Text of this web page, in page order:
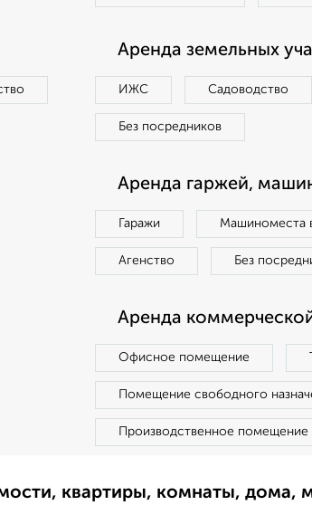
Аренда земельных
ИЖС Садоводство
Без посредников
Аренда гаржей,
Гаражи Машиноместа
Агенство Без
Аренда
Офисное помещение
Помещение свободного
Производственное помещение
квартиры, комнаты, дома,